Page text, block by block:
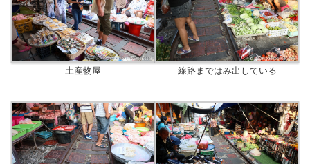
土産物屋 線路まではみ出している